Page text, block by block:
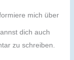
mich über
dich auch
zu schreiben.